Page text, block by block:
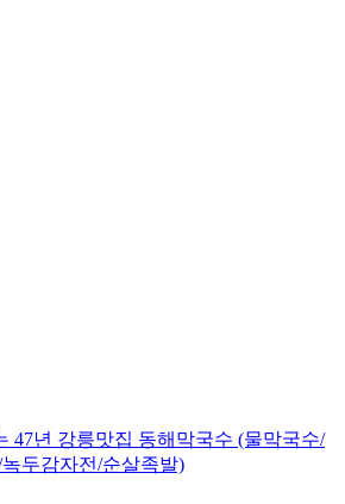
47년 강릉맛집 동해막국수 (물막국수/
두감자전/순살족발)